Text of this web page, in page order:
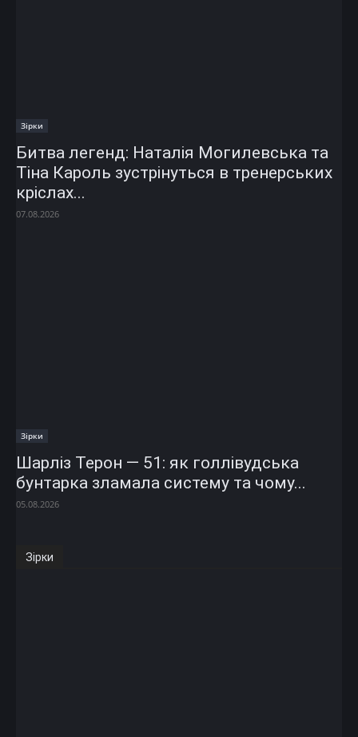
Зірки
Битва легенд: Наталія Могилевська та
Тіна Кароль зустрінуться в тренерських
кріслах...
07.08.2026
Зірки
Шарліз Терон — 51: як голлівудська
бунтарка зламала систему та чому...
05.08.2026
Зірки